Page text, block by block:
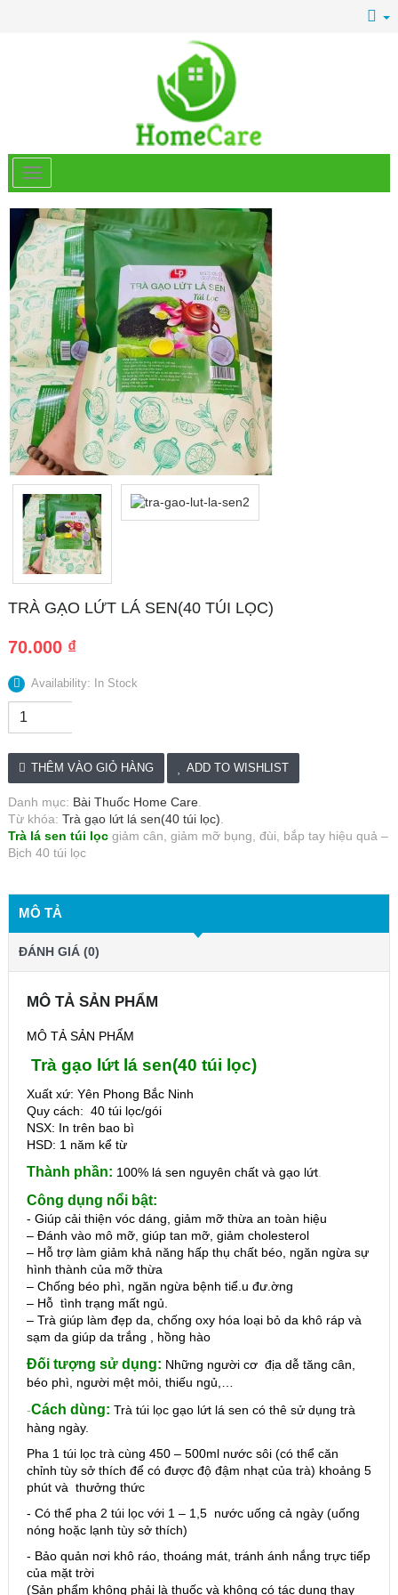
TRÀ GẠO LỨT LÁ SEN(40 TÚI LỌC)
70.000 ₫
Availability: In Stock
THÊM VÀO GIỎ HÀNG ADD TO WISHLIST
Danh mục: Bài Thuốc Home Care
Từ khóa: Trà gạo lứt lá sen(40 túi lọc)
Trà lá sen túi lọc giảm cân, giảm mỡ bụng, đùi, bắp tay hiệu quả –
Bịch 40 túi lọc
MÔ TẢ
ĐÁNH GIÁ (0)
MÔ TẢ SẢN PHẨM
MÔ TẢ SẢN PHẨM
Trà gạo lứt lá sen(40 túi lọc)
Xuất xứ: Yên Phong Bắc Ninh
Quy cách: 40 túi lọc/gói
NSX: In trên bao bì
HSD: 1 năm kể từ
Thành phần: 100% lá sen nguyên chất và gạo lứt
Công dụng nổi bật:
- Giúp cải thiện vóc dáng, giảm mỡ thừa an toàn hiệu
– Đánh vào mô mỡ, giúp tan mỡ, giảm cholesterol
– Hỗ trợ làm giảm khả năng hấp thụ chất béo, ngăn ngừa sự
hình thành của mỡ thừa
– Chống béo phì, ngăn ngừa bệnh tiể.u đư.ờng
– Hỗ tình trạng mất ngủ.
– Trà giúp làm đẹp da, chống oxy hóa loại bỏ da khô ráp và
sạm da giúp da trắng , hồng hào
Đối tượng sử dụng: Những người cơ địa dễ tăng cân,
béo phì, người mệt mỏi, thiếu ngủ,…
-Cách dùng: Trà túi lọc gạo lứt lá sen có thê sử dụng trà
hàng ngày.
Pha 1 túi lọc trà cùng 450 – 500ml nước sôi (có thể căn
chỉnh tùy sở thích để có được độ đậm nhạt của trà) khoảng 5
phút và thưởng thức
- Có thể pha 2 túi lọc với 1 – 1,5 nước uống cả ngày (uống
nóng hoặc lạnh tùy sở thích)
- Bảo quản nơi khô ráo, thoáng mát, tránh ánh nắng trực tiếp
của mặt trời
(Sản phẩm không phải là thuốc và không có tác dụng thay